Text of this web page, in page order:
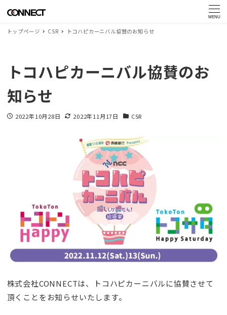
MENU
トップページ CSR トコハピカーニバル協賛のお知らせ
トコハピカーニバル協賛のお
知らせ
投稿日
2022年10月28日
更新日
2022年11月17日
カテゴリー
CSR
株式会社CONNECTは、トコハピカーニバルに協賛させて
頂くことをお知らせいたします。